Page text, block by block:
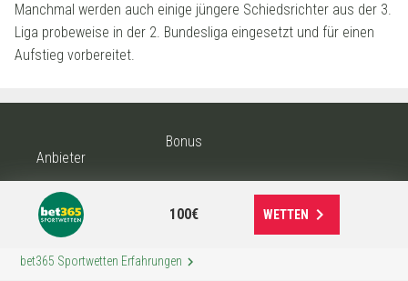
Manchmal werden auch einige jüngere Schiedsrichter aus der 3.
Liga probeweise in der 2. Bundesliga eingesetzt und für einen
Aufstieg vorbereitet.
Anbieter
Bonus
100€ WETTEN keyboard_arrow_right
bet365 Sportwetten Erfahrungen keyboard_arrow_right